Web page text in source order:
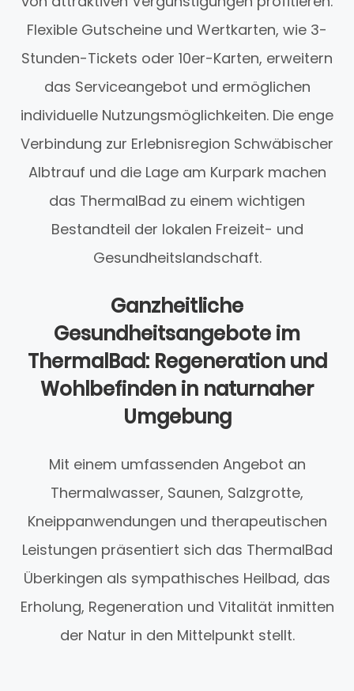
Flexible Gutscheine und Wertkarten, wie 3-
Stunden-Tickets oder 10er-Karten, erweitern
das Serviceangebot und ermöglichen
individuelle Nutzungsmöglichkeiten. Die enge
Verbindung zur Erlebnisregion Schwäbischer
Albtrauf und die Lage am Kurpark machen
das ThermalBad zu einem wichtigen
Bestandteil der lokalen Freizeit- und
Gesundheitslandschaft.
Ganzheitliche
Gesundheitsangebote im
ThermalBad: Regeneration und
Wohlbefinden in naturnaher
Umgebung
Mit einem umfassenden Angebot an
Thermalwasser, Saunen, Salzgrotte,
Kneippanwendungen und therapeutischen
Leistungen präsentiert sich das ThermalBad
Überkingen als sympathisches Heilbad, das
Erholung, Regeneration und Vitalität inmitten
der Natur in den Mittelpunkt stellt.